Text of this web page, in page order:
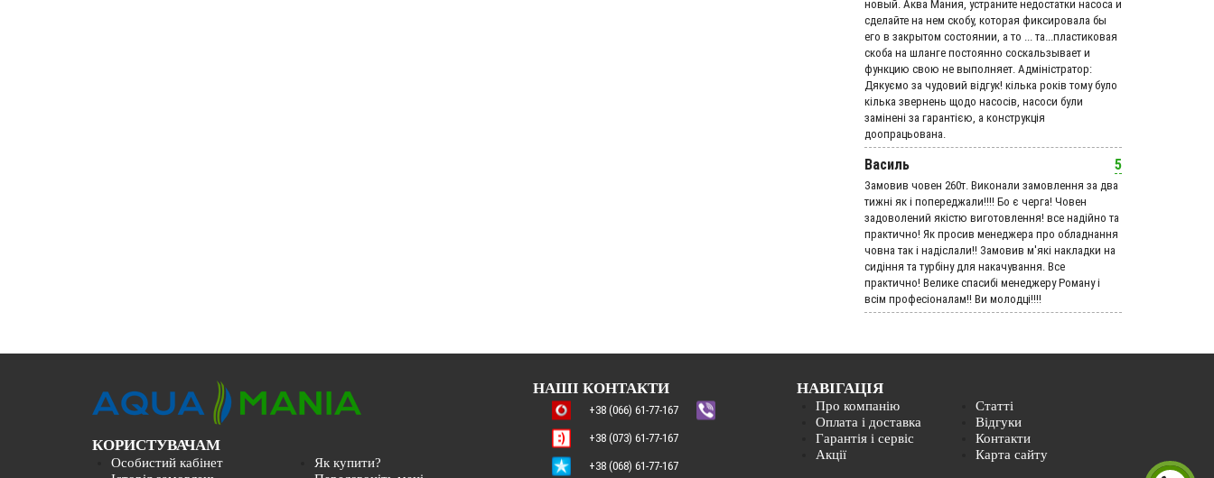
новый. Аква Мания, устраните недостатки насоса и
сделайте на нем скобу, которая фиксировала бы
его в закрытом состоянии, а то ... та...пластиковая
скоба на шланге постоянно соскальзывает и
функцию свою не выполняет. Адмiнiстратор:
Дякуємо за чудовий вiдгук! кілька років тому було
кілька звернень щодо насосів, насоси були
замінені за гарантією, а конструкція
доопрацьована.
Василь 5
Замовив човен 260т. Виконали замовлення за два
тижні як і попереджали!!!! Бо є черга! Човен
задоволений якістю виготовлення! все надійно та
практично! Як просив менеджера про обладнання
човна так і надіслали!! Замовив м'які накладки на
сидіння та турбіну для накачування. Все
практично! Велике спасибі менеджеру Роману і
всім професіоналам!! Ви молодці!!!!
КОРИСТУВАЧАМ
Особистий кабінет
Як купити?
НАШІ КОНТАКТИ
+38 (066) 61-77-167
+38 (073) 61-77-167
+38 (068) 61-77-167
НАВІГАЦІЯ
Про компанію
Оплата і доставка
Гарантія і сервіс
Акції
Статті
Відгуки
Контакти
Карта сайту